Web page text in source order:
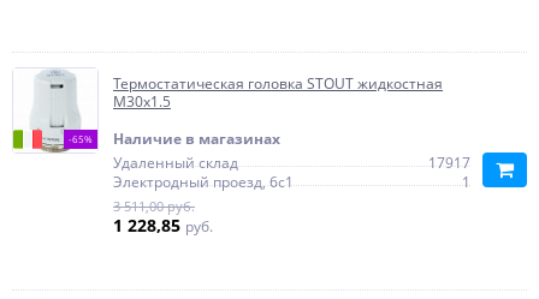
-65%
Термостатическая головка STOUT жидкостная
M30x1.5
Наличие в магазинах
Удаленный склад
17917
Электродный проезд, 6с1
1
3 511,00 руб.
1 228,85 руб.